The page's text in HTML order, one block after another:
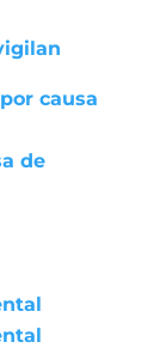
causa
de